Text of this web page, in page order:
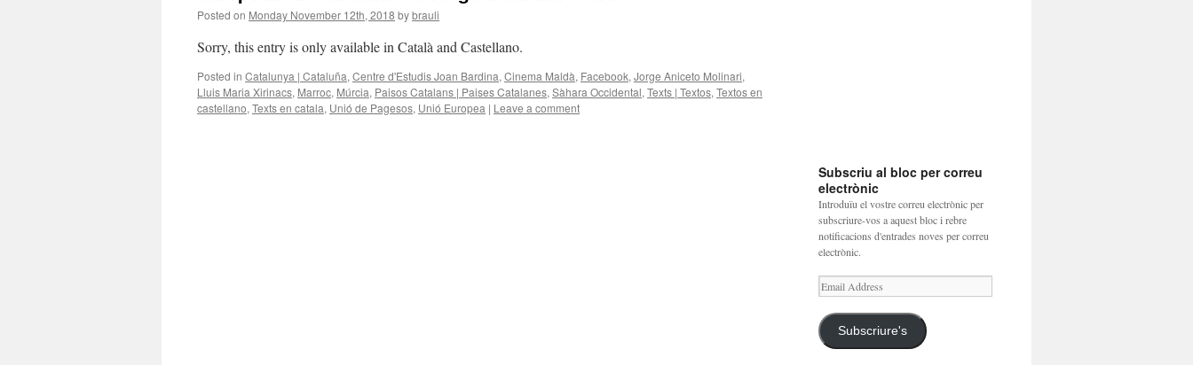
Posted on Monday November 12th, 2018 bybrauli
Sorry, this entry is only available in Català and Castellano.
Posted in Catalunya | Cataluña, Centre d'Estudis Joan Bardina, Cinema Maldà, Facebook, Jorge Aniceto Molinari,
Lluis Maria Xirinacs, Marroc, Múrcia, Paisos Catalans | Paises Catalanes, Sàhara Occidental, Texts | Textos, Textos en
castellano, Texts en catala, Unió de Pagesos, Unió Europea | Leave a comment
Subscriu al bloc per correu
electrònic
Introduïu el vostre correu electrònic per
subscriure-vos a aquest bloc i rebre
notificacions d'entrades noves per correu
electrònic.
Email
Address
Subscriure's